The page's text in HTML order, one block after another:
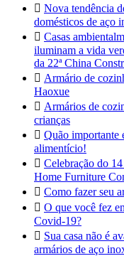
 Nova tendência
domésticos de aço
 Casas
iluminam a vida
da 22ª China
 Armário de
Haoxue
 Armários de
crianças
 Quão importante
alimentício!
 Celebração do
Home Furniture
 Como fazer seu
 O que você fez
Covid-19?
 Sua casa não é
armários de aço